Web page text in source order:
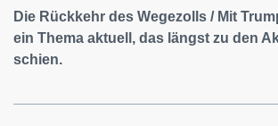
Die Rückkehr des Wegezolls / Mit
ein Thema aktuell, das längst zu den
schien.